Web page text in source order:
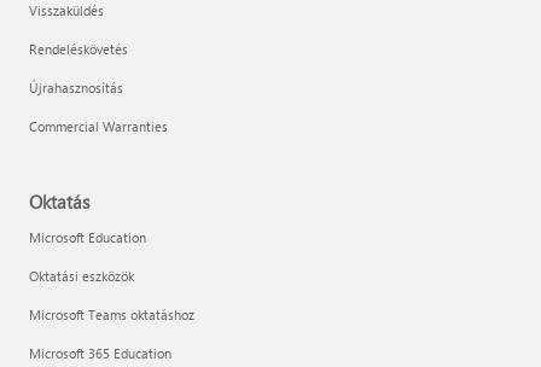
Visszaküldés
Rendeléskövetés
Újrahasznosítás
Commercial Warranties
Oktatás
Microsoft Education
Oktatási eszközök
Microsoft Teams oktatáshoz
Microsoft 365 Education